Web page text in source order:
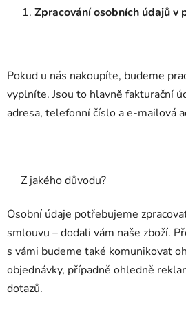
Zpracování osobních údajů v
Pokud u nás nakoupíte, budeme
vyplníte. Jsou to hlavně fakturační
adresa, telefonní číslo a e-mailová
Z jakého důvodu?
Osobní údaje potřebujeme
smlouvu – dodali vám naše zboží.
s vámi budeme také komunikovat
objednávky, případně ohledně
dotazů.